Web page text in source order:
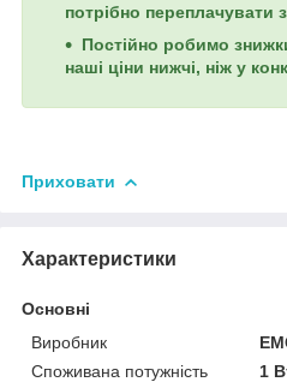
потрібно переплачувати
Постійно робимо
наші ціни нижчі, ніж у
Приховати
Характеристики
Основні
Виробник
Споживана потужність
1